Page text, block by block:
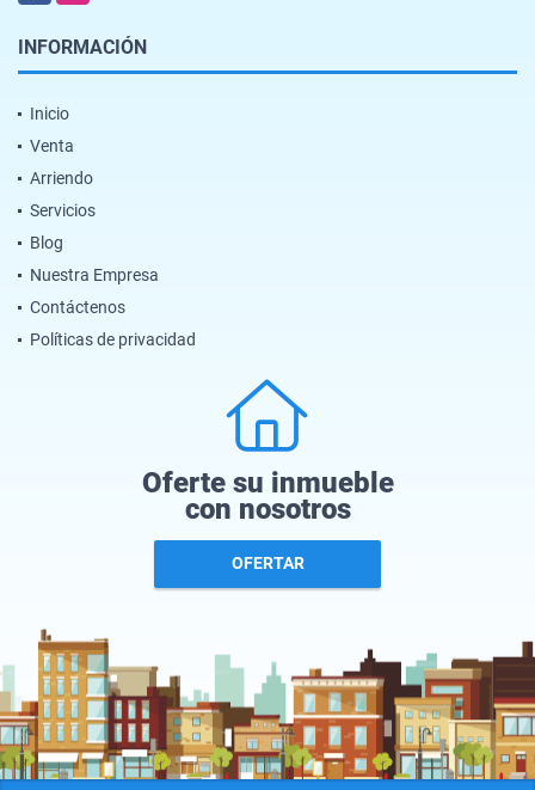
INFORMACIÓN
Inicio
Venta
Arriendo
Servicios
Blog
Nuestra Empresa
Contáctenos
Políticas de privacidad
Oferte su inmueble
con nosotros
OFERTAR